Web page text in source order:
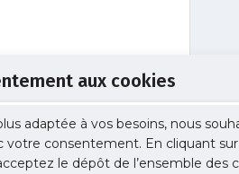
aux cookies
adaptée à vos besoins, nous
votre consentement. En cliquant
le dépôt de l’ensemble des